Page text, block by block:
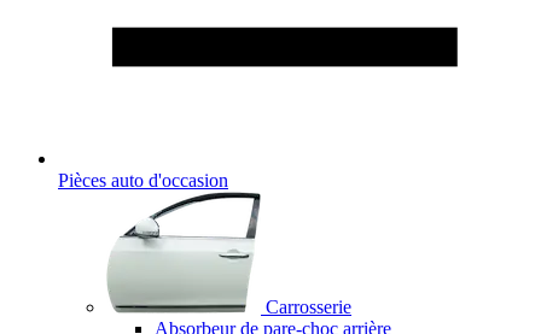
Pièces auto d'occasion
Carrosserie
Absorbeur de pare-choc arrière